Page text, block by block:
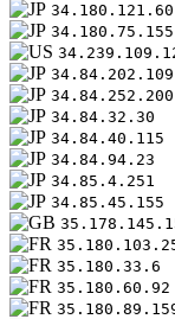
34.180.121.60
34.180.75.155
34.84.202.109
34.84.252.200
34.84.32.30
34.84.40.115
34.84.94.23
34.85.4.251
34.85.45.155
35.180.33.6
35.180.60.92